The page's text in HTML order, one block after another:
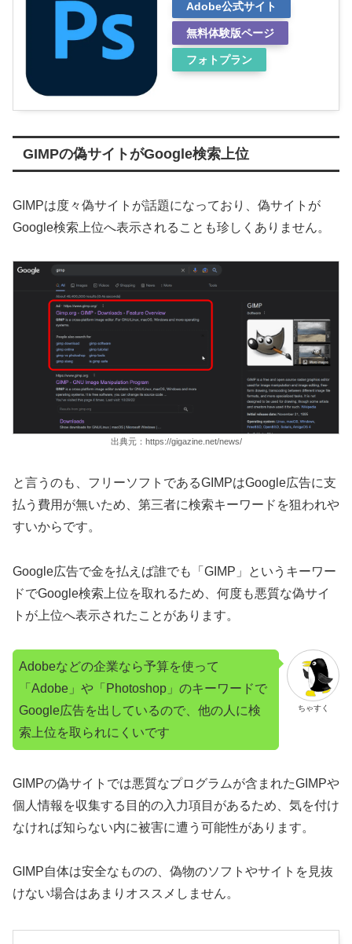
Adobe公式サイト
無料体験版ページ
フォトプラン
GIMPの偽サイトがGoogle検索上位
GIMPは度々偽サイトが話題になっており、偽サイトが
Google検索上位へ表示されることも珍しくありません。
出典元：https://gigazine.net/news/
と言うのも、フリーソフトであるGIMPはGoogle広告に支
払う費用が無いため、第三者に検索キーワードを狙われや
すいからです。
Google広告で金を払えば誰でも「GIMP」というキーワー
ドでGoogle検索上位を取れるため、何度も悪質な偽サイ
トが上位へ表示されたことがあります。
ちゃすく
Adobeなどの企業なら予算を使って
「Adobe」や「Photoshop」のキーワードで
Google広告を出しているので、他の人に検
索上位を取られにくいです
GIMPの偽サイトでは悪質なプログラムが含まれたGIMPや
個人情報を収集する目的の入力項目があるため、気を付け
なければ知らない内に被害に遭う可能性があります。
GIMP自体は安全なものの、偽物のソフトやサイトを見抜
けない場合はあまりオススメしません。